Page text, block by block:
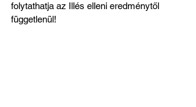
folytathatja az Illés elleni eredménytől
függetlenül!